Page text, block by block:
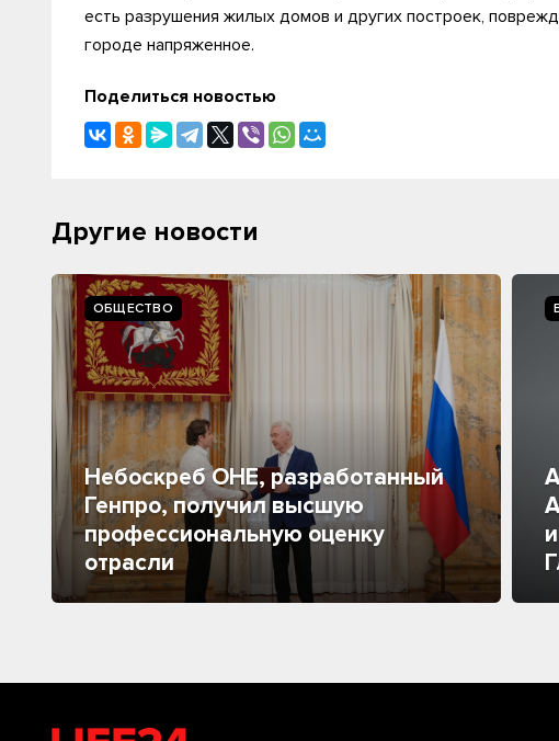
есть разрушения жилых домов и других построек,
городе напряженное.
Поделиться новостью
Другие новости
ОБЩЕСТВО
Небоскреб ОНЕ, разработанный
Генпро, получил высшую
профессиональную оценку
отрасли